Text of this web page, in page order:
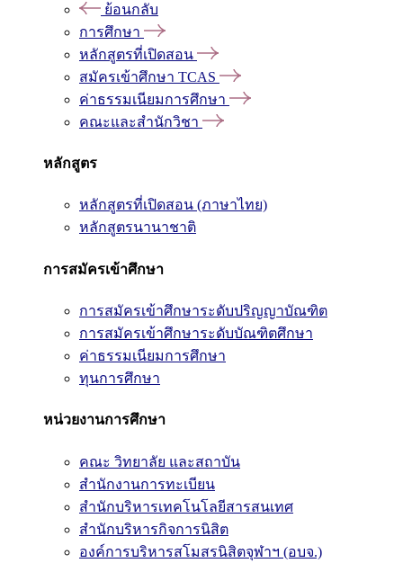
ย้อนกลับ
การศึกษา
หลักสูตรที่เปิดสอน
สมัครเข้าศึกษา TCAS
ค่าธรรมเนียมการศึกษา
คณะและสำนักวิชา
หลักสูตร
หลักสูตรที่เปิดสอน (ภาษาไทย)
หลักสูตรนานาชาติ
การสมัครเข้าศึกษา
การสมัครเข้าศึกษาระดับปริญญาบัณฑิต
การสมัครเข้าศึกษาระดับบัณฑิตศึกษา
ค่าธรรมเนียมการศึกษา
ทุนการศึกษา
หน่วยงานการศึกษา
คณะ วิทยาลัย และสถาบัน
สำนักงานการทะเบียน
สำนักบริหารเทคโนโลยีสารสนเทศ
สำนักบริหารกิจการนิสิต
องค์การบริหารสโมสรนิสิตจุฬาฯ (อบจ.)